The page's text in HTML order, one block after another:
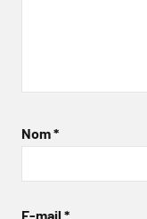
Nom*
E-mail *